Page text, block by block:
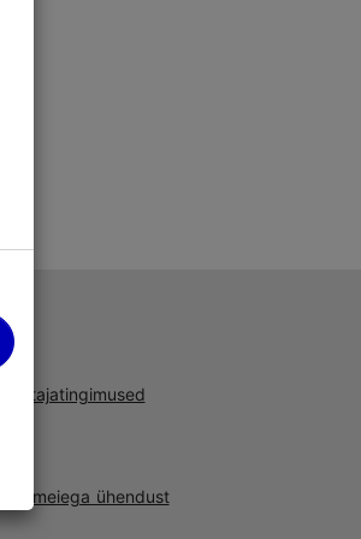
Kasutajatingimused
Võta meiega ühendust